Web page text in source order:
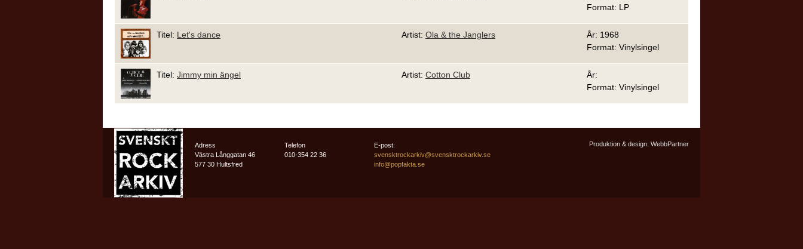
Format: LP
Titel: Let's dance Artist: Ola & the Janglers
År: 1968
Format: Vinylsingel
Titel: Jimmy min ängel Artist: Cotton Club
År:
Format: Vinylsingel
Adress
Västra Långgatan 46
577 30 Hultsfred
Telefon
010-354 22 36
E-post:
svensktrockarkiv@svensktrockarkiv.se
info@popfakta.se
Produktion & design: WebbPartner